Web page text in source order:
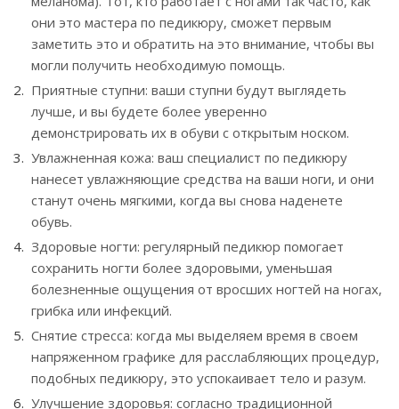
они это мастера по педикюру, сможет первым
заметить это и обратить на это внимание, чтобы вы
могли получить необходимую помощь.
Приятные ступни: ваши ступни будут выглядеть
лучше, и вы будете более уверенно
демонстрировать их в обуви с открытым носком.
Увлажненная кожа: ваш специалист по педикюру
нанесет увлажняющие средства на ваши ноги, и они
станут очень мягкими, когда вы снова наденете
обувь.
Здоровые ногти: регулярный педикюр помогает
сохранить ногти более здоровыми, уменьшая
болезненные ощущения от вросших ногтей на ногах,
грибка или инфекций.
Снятие стресса: когда мы выделяем время в своем
напряженном графике для расслабляющих процедур,
подобных педикюру, это успокаивает тело и разум.
Улучшение здоровья: согласно традиционной